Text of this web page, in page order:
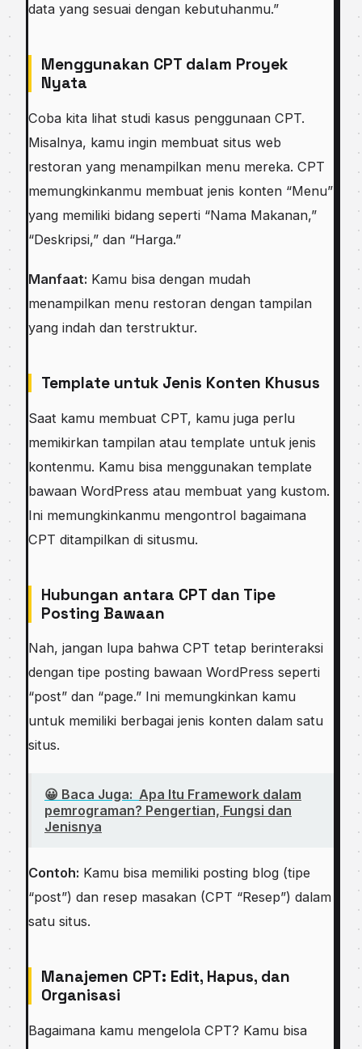
data yang sesuai dengan kebutuhanmu.”
Menggunakan CPT dalam Proyek
Nyata
Coba kita lihat studi kasus penggunaan CPT.
Misalnya, kamu ingin membuat situs web
restoran yang menampilkan menu mereka. CPT
memungkinkanmu membuat jenis konten “Menu”
yang memiliki bidang seperti “Nama Makanan,”
“Deskripsi,” dan “Harga.”
Manfaat: Kamu bisa dengan mudah
menampilkan menu restoran dengan tampilan
yang indah dan terstruktur.
Template untuk Jenis Konten Khusus
Saat kamu membuat CPT, kamu juga perlu
memikirkan tampilan atau template untuk jenis
kontenmu. Kamu bisa menggunakan template
bawaan WordPress atau membuat yang kustom.
Ini memungkinkanmu mengontrol bagaimana
CPT ditampilkan di situsmu.
Hubungan antara CPT dan Tipe
Posting Bawaan
Nah, jangan lupa bahwa CPT tetap berinteraksi
dengan tipe posting bawaan WordPress seperti
“post” dan “page.” Ini memungkinkan kamu
untuk memiliki berbagai jenis konten dalam satu
situs.
😀 Baca Juga: Apa Itu Framework dalam
pemrograman? Pеngеrtіаn, Fungsi dаn
Jеnіѕnуа
Contoh: Kamu bisa memiliki posting blog (tipe
“post”) dan resep masakan (CPT “Resep”) dalam
satu situs.
Manajemen CPT: Edit, Hapus, dan
Organisasi
Bagaimana kamu mengelola CPT? Kamu bisa